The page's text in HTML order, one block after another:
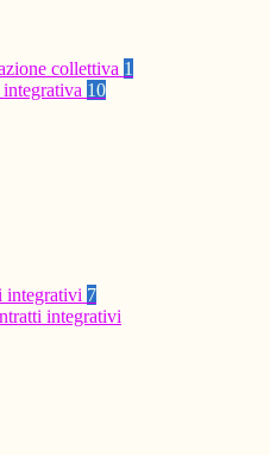
collettiva 1
10
integrativi 7
integrativi